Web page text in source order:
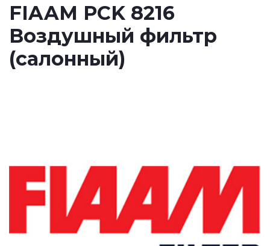
FIAAM PCK 8216
Воздушный фильтр
(салонный)